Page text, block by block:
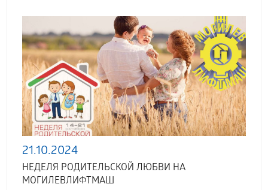
21.10.2024
НЕДЕЛЯ РОДИТЕЛЬСКОЙ ЛЮБВИ НА
МОГИЛЕВЛИФТМАШ